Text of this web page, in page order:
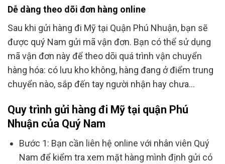
Dễ dàng theo dõi đơn hàng online
Sau khi gửi hàng đi Mỹ tại Quận Phú Nhuận, bạn sẽ
được quý Nam gửi mã vận đơn. Bạn có thể sử dụng
mã vận đơn này để theo dõi quá trình vận chuyển
hàng hóa: có lưu kho không, hàng đang ở điểm trung
chuyển nào, sắp đến tay người nhận hay chưa…
Quy trình gửi hàng đi Mỹ tại quận Phú
Nhuận của Quý Nam
Bước 1: Bạn cần liên hệ online với nhân viên Quý
Nam để kiểm tra xem mặt hàng mình định gửi có